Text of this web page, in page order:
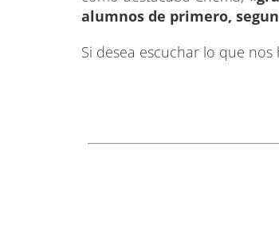
alumnos de primero,
Si desea escuchar lo que